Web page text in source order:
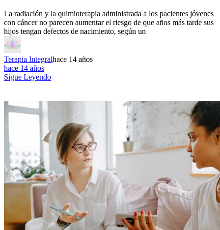
La radiación y la quimioterapia administrada a los pacientes jóvenes
con cáncer no parecen aumentar el riesgo de que años más tarde sus
hijos tengan defectos de nacimiento, según un
Terapia Integralhace 14 años
hace 14 años
Sigue Leyendo